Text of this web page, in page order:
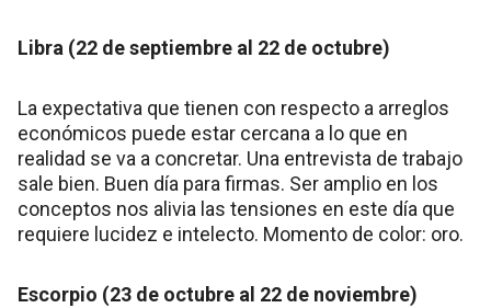
Libra (22 de septiembre al 22 de octubre)
La expectativa que tienen con respecto a arreglos
económicos puede estar cercana a lo que en
realidad se va a concretar. Una entrevista de trabajo
sale bien. Buen día para firmas. Ser amplio en los
conceptos nos alivia las tensiones en este día que
requiere lucidez e intelecto. Momento de color: oro.
Escorpio (23 de octubre al 22 de noviembre)